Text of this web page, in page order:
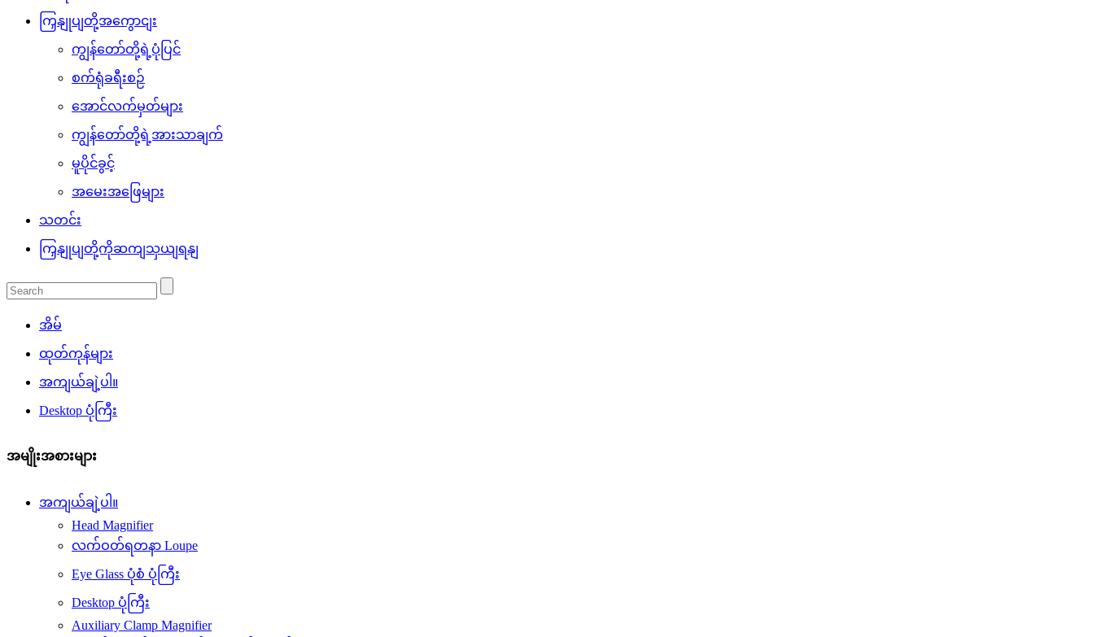
ကြှနျုပျတို့အကွောငျး
ကျွန်တော်တို့ရဲ့ပုံပြင်
စက်ရုံခရီးစဉ်
အောင်လက်မှတ်များ
ကျွန်တော်တို့ရဲ့အားသာချက်
မူပိုင်ခွင့်
အမေးအဖြေများ
သတင်း
ကြှနျုပျတို့ကိုဆကျသှယျရနျ
အိမ်
ထုတ်ကုန်များ
အကျယ်ချဲ့ပါ။
Desktop ပုံကြီး
အမျိုးအစားများ
အကျယ်ချဲ့ပါ။
Head Magnifier
လက်ဝတ်ရတနာ Loupe
Eye Glass ပုံစံ ပုံကြီး
Desktop ပုံကြီး
Auxiliary Clamp Magnifier